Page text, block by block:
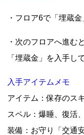
・フロア6で「埋蔵
・次のフロアへ進む
「埋蔵金」を入手し
入手アイテムメモ
アイテム：保存のス
スペル：爆睡、復活
装備：お守り「交通